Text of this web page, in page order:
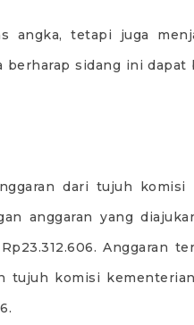
angka, tetapi juga
berharap sidang ini dapat
dari tujuh
anggaran yang
Anggaran
tujuh komisi